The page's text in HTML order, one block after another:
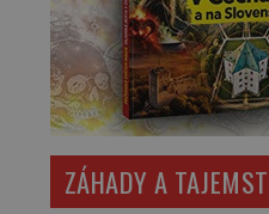
ZÁHADY A